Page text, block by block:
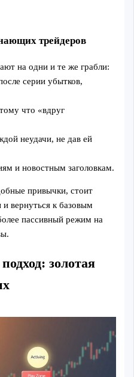
трейдеров
на одни и те же грабли:
серии убытков,
что «вдруг
неудачи, не дав ей
и новостным заголовкам.
привычки, стоит
и вернуться к базовым
пассивный режим на
золотая